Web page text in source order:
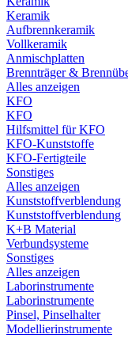
Keramik
Aufbrennkeramik
Vollkeramik
Anmischplatten
Brennträger &
Alles anzeigen
KFO
KFO
Hilfsmittel für KFO
KFO-Kunststoffe
KFO-Fertigteile
Sonstiges
Alles anzeigen
Kunststoffverblendung
Kunststoffverblendung
K+B Material
Verbundsysteme
Sonstiges
Alles anzeigen
Laborinstrumente
Laborinstrumente
Pinsel, Pinselhalter
Modellierinstrumente